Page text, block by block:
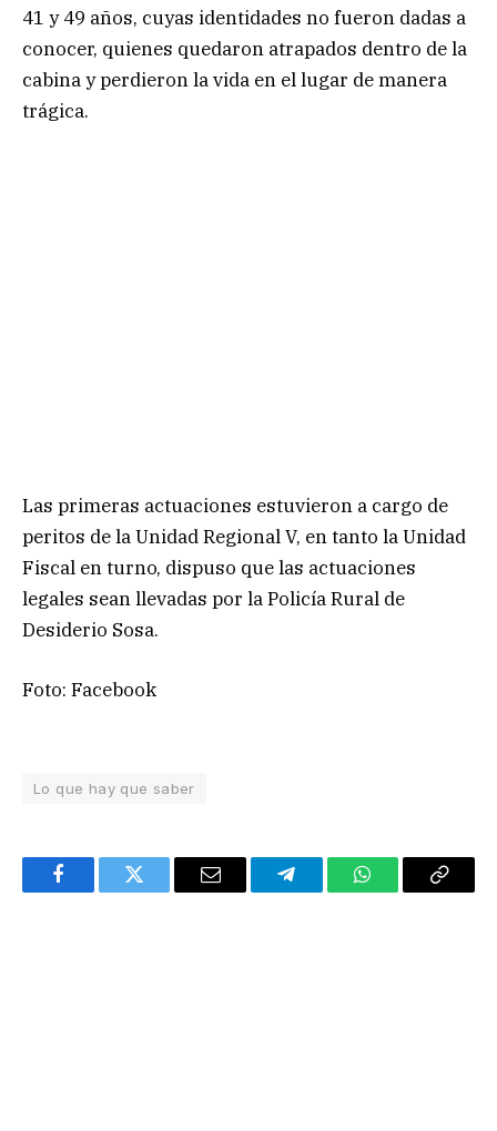
41 y 49 años, cuyas identidades no fueron dadas a
conocer, quienes quedaron atrapados dentro de la
cabina y perdieron la vida en el lugar de manera
trágica.
Las primeras actuaciones estuvieron a cargo de
peritos de la Unidad Regional V, en tanto la Unidad
Fiscal en turno, dispuso que las actuaciones
legales sean llevadas por la Policía Rural de
Desiderio Sosa.
Foto: Facebook
Lo que hay que saber
FacebookTwitter Email TelegramWhatsAppCopy